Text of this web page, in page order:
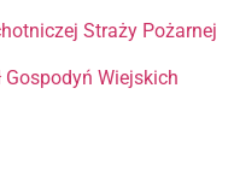
Straży Pożarnej
Gospodyń Wiejskich